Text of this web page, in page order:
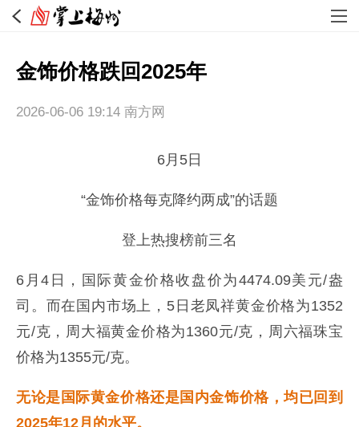
金饰价格跌回2025年
2026-06-06 19:14 南方网
6月5日
“金饰价格每克降约两成”的话题
登上热搜榜前三名
6月4日，国际黄金价格收盘价为4474.09美元/盎
司。而在国内市场上，5日老凤祥黄金价格为1352
元/克，周大福黄金价格为1360元/克，周六福珠宝
价格为1355元/克。
无论是国际黄金价格还是国内金饰价格，均已回到
2025年12月的水平。